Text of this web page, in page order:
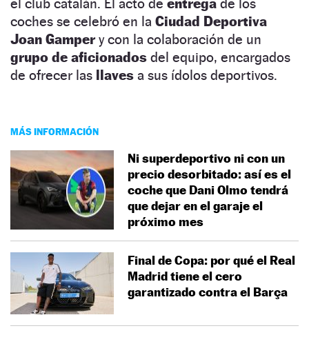
el club catalán. El acto de entrega de los
coches se celebró en la Ciudad Deportiva
Joan Gampery con la colaboración de un
grupo de aficionados del equipo, encargados
de ofrecer las llaves a sus ídolos deportivos.
MÁS INFORMACIÓN
Ni superdeportivo ni con un
precio desorbitado: así es el
coche que Dani Olmo tendrá
que dejar en el garaje el
próximo mes
Final de Copa: por qué el Real
Madrid tiene el cero
garantizado contra el Barça